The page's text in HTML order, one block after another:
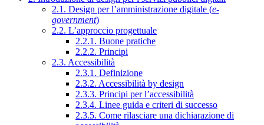
2.1. Design per l’amministrazione digitale (e-
government)
2.2. L’approccio progettuale
2.2.1. Buone pratiche
2.2.2. Principi
2.3. Accessibilità
2.3.1. Definizione
2.3.2. Accessibilità by design
2.3.3. Principi per l’accessibilità
2.3.4. Linee guida e criteri di successo
2.3.5. Come rilasciare una dichiarazione di